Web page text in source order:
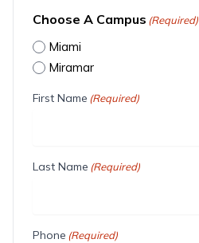
Choose A Campus (Required)
Miami
Miramar
First Name (Required)
Last Name (Required)
Phone (Required)